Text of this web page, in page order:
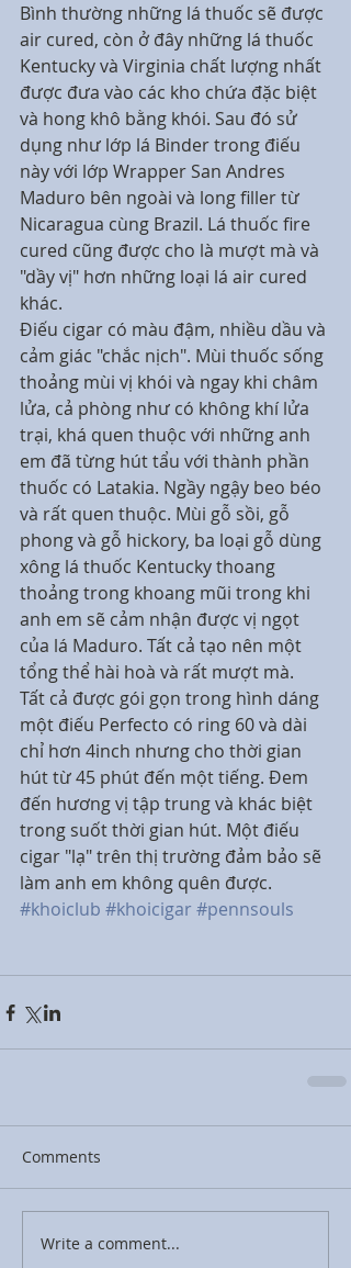
Bình thường những lá thuốc sẽ được
air cured, còn ở đây những lá thuốc
Kentucky và Virginia chất lượng nhất
được đưa vào các kho chứa đặc biệt
và hong khô bằng khói. Sau đó sử
dụng như lớp lá Binder trong điếu
này với lớp Wrapper San Andres
Maduro bên ngoài và long filler từ
Nicaragua cùng Brazil. Lá thuốc fire
cured cũng được cho là mượt mà và
"dầy vị" hơn những loại lá air cured
khác.
Điếu cigar có màu đậm, nhiều dầu và
cảm giác "chắc nịch". Mùi thuốc sống
thoảng mùi vị khói và ngay khi châm
lửa, cả phòng như có không khí lửa
trại, khá quen thuộc với những anh
em đã từng hút tẩu với thành phần
thuốc có Latakia. Ngầy ngậy beo béo
và rất quen thuộc. Mùi gỗ sồi, gỗ
phong và gỗ hickory, ba loại gỗ dùng
xông lá thuốc Kentucky thoang
thoảng trong khoang mũi trong khi
anh em sẽ cảm nhận được vị ngọt
của lá Maduro. Tất cả tạo nên một
tổng thể hài hoà và rất mượt mà.
Tất cả được gói gọn trong hình dáng
một điếu Perfecto có ring 60 và dài
chỉ hơn 4inch nhưng cho thời gian
hút từ 45 phút đến một tiếng. Đem
đến hương vị tập trung và khác biệt
trong suốt thời gian hút. Một điếu
cigar "lạ" trên thị trường đảm bảo sẽ
làm anh em không quên được.
#khoiclub #khoicigar #pennsouls
Comments
Write a comment...